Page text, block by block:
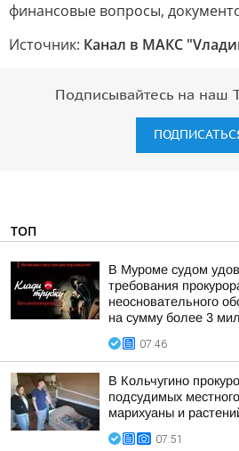
финансовые вопросы,
Источник: Канал в МАКС
Подписывайтесь на наш
ТОП
В Муроме судом
требования
неосновательного
на сумму более 3
07:46
В Кольчугино
подсудимых
марихуаны и
07:51